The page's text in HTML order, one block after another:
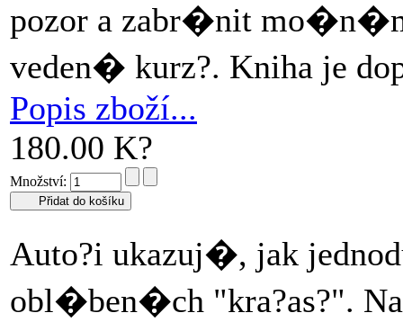
pozor a zabr�nit
veden� kurz?. Kniha je
Popis zboží...
180.00 K?
Množství:
Auto?i ukazuj�, jak
obl�ben�ch "kra?as?".